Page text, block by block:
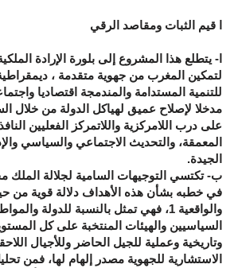
ا قيم الثبات ومقاصد الرقي
ا- يتطلع هذا المشروع إلى بلورة الإرادة
لتمكين المغرب من جهوية متقدمة ،
للتنمية المستدامة والمندمجة اقتصاديا
مدخلا لإصلاح عميق لهياكل الدولة من خلال
على درب اللامركزية واللاتمركز الفعليين
المعمقة، والتحديث الاجتماعي والسياسي
الجيدة.
ب- تكتسي التوجيهات السامية لجلالة الملك
في خطبه بشأن هذه الأهداف دلالة قوية من
والواقعية 1، فهي تمثل بالنسبة للدولة
السياسيين والهيئات المنتخبة على كل
وتاريخية وعملية للجيل الحاضر وللأجيال
الاستشارية للجهوية مصدر إلهام لها، فمن